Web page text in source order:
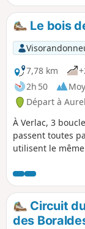
Le bois
7,78 km
2h 50
Départ à
À Verlac, 3
passent toutes
utilisent le
par l'extrême
l'Aubrac et, à
conjugaisons de
de ses forêts
Circuit
des